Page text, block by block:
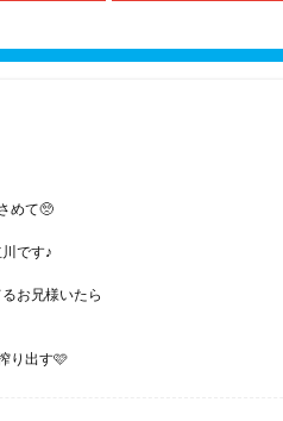
めて🥺
です♪
お兄様いたら
り出す🩷